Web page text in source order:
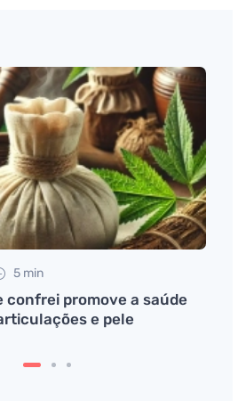
5 min
confrei promove a saúde
e pele